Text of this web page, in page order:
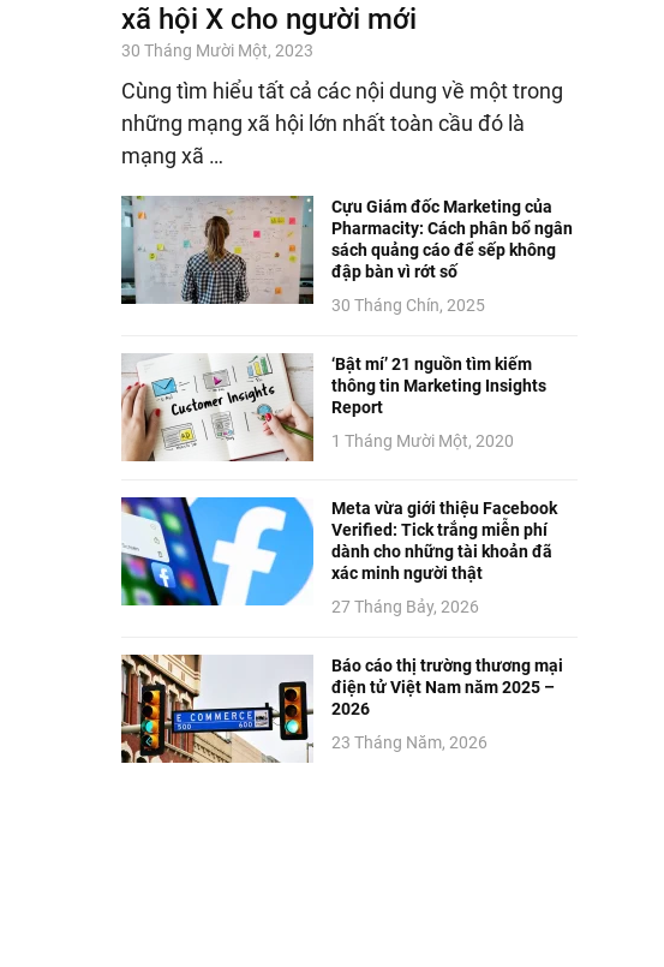
xã hội X cho người mới
30 Tháng Mười Một, 2023
Cùng tìm hiểu tất cả các nội dung về một trong
những mạng xã hội lớn nhất toàn cầu đó là
mạng xã …
Cựu Giám đốc Marketing của
Pharmacity: Cách phân bổ ngân
sách quảng cáo để sếp không
đập bàn vì rớt số
30 Tháng Chín, 2025
‘Bật mí’ 21 nguồn tìm kiếm
thông tin Marketing Insights
Report
1 Tháng Mười Một, 2020
Meta vừa giới thiệu Facebook
Verified: Tick trắng miễn phí
dành cho những tài khoản đã
xác minh người thật
27 Tháng Bảy, 2026
Báo cáo thị trường thương mại
điện tử Việt Nam năm 2025 –
2026
23 Tháng Năm, 2026